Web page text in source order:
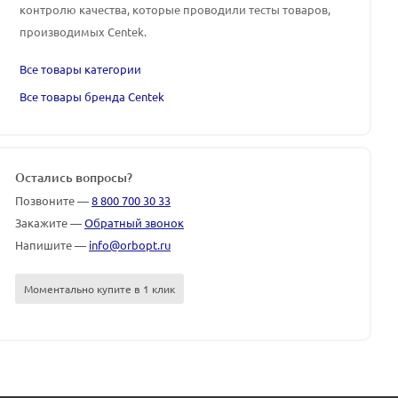
контролю качества, которые проводили тесты товаров,
производимых Centek.
Все товары категории
Все товары бренда Centek
Остались вопросы?
Позвоните —8 800 700 30 33
Закажите —Обратный звонок
Напишите — info@orbopt.ru
Моментально купите в 1 клик